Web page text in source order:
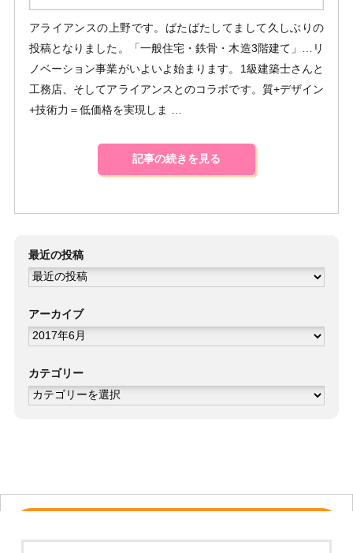
アライアンスの上野です。ばたばたしてまして久しぶりの
投稿となりました。「一般住宅・鉄骨・木造3階建て」…リ
ノベーション事業がいよいよ始まります。1級建築士さんと
工務店、そしてアライアンスとのコラボです。質+デザイン
+技術力＝低価格を実現しま …
記事の続きを見る
最近の投稿
アーカイブ
ア
ー
カ
カテゴリー
カ
テ
ゴ